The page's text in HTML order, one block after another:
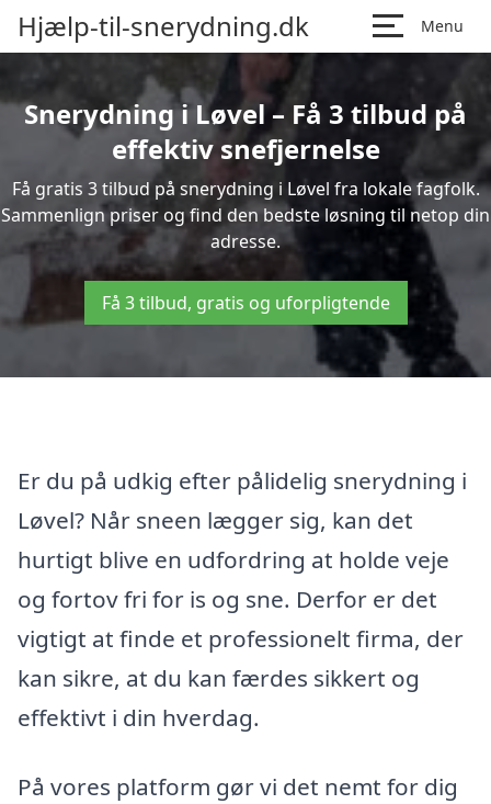
Hjælp-til-snerydning.dk Menu
Snerydning i Løvel – Få 3 tilbud på
effektiv snefjernelse
Få gratis 3 tilbud på snerydning i Løvel fra lokale fagfolk.
Sammenlign priser og find den bedste løsning til netop din
adresse.
Få 3 tilbud, gratis og uforpligtende
Er du på udkig efter pålidelig snerydning i
Løvel? Når sneen lægger sig, kan det
hurtigt blive en udfordring at holde veje
og fortov fri for is og sne. Derfor er det
vigtigt at finde et professionelt firma, der
kan sikre, at du kan færdes sikkert og
effektivt i din hverdag.
På vores platform gør vi det nemt for dig